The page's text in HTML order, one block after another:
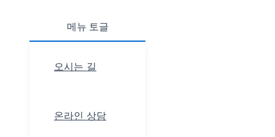
메뉴 토글
오시는 길
온라인 상담